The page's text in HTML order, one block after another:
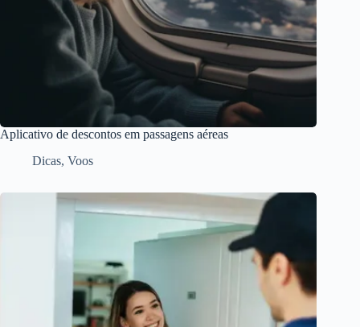
Aplicativo de descontos em passagens aéreas
Dicas, Voos